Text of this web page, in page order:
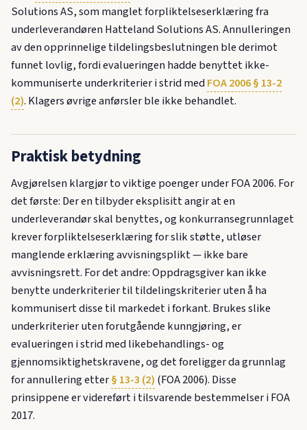
Solutions AS, som manglet forpliktelseserklæring fra
underleverandøren Hatteland Solutions AS. Annulleringen
av den opprinnelige tildelingsbeslutningen ble derimot
funnet lovlig, fordi evalueringen hadde benyttet ikke-
kommuniserte underkriterier i strid medFOA 2006 § 13-2
(2). Klagers øvrige anførsler ble ikke behandlet.
Praktisk betydning
Avgjørelsen klargjør to viktige poenger under FOA 2006. For
det første: Der en tilbyder eksplisitt angir at en
underleverandør skal benyttes, og konkurransegrunnlaget
krever forpliktelseserklæring for slik støtte, utløser
manglende erklæring avvisningsplikt — ikke bare
avvisningsrett. For det andre: Oppdragsgiver kan ikke
benytte underkriterier til tildelingskriterier uten å ha
kommunisert disse til markedet i forkant. Brukes slike
underkriterier uten forutgående kunngjøring, er
evalueringen i strid med likebehandlings- og
gjennomsiktighetskravene, og det foreligger da grunnlag
for annullering etter§ 13-3 (2) (FOA 2006). Disse
prinsippene er videreført i tilsvarende bestemmelser i FOA
2017.